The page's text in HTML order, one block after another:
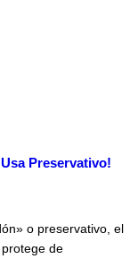
Preservativo!
o preservativo, el
de